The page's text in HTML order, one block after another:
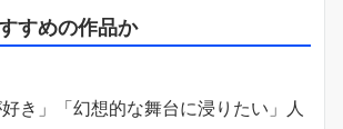
すめの作品か
好き」「幻想的な舞台に浸りたい」人